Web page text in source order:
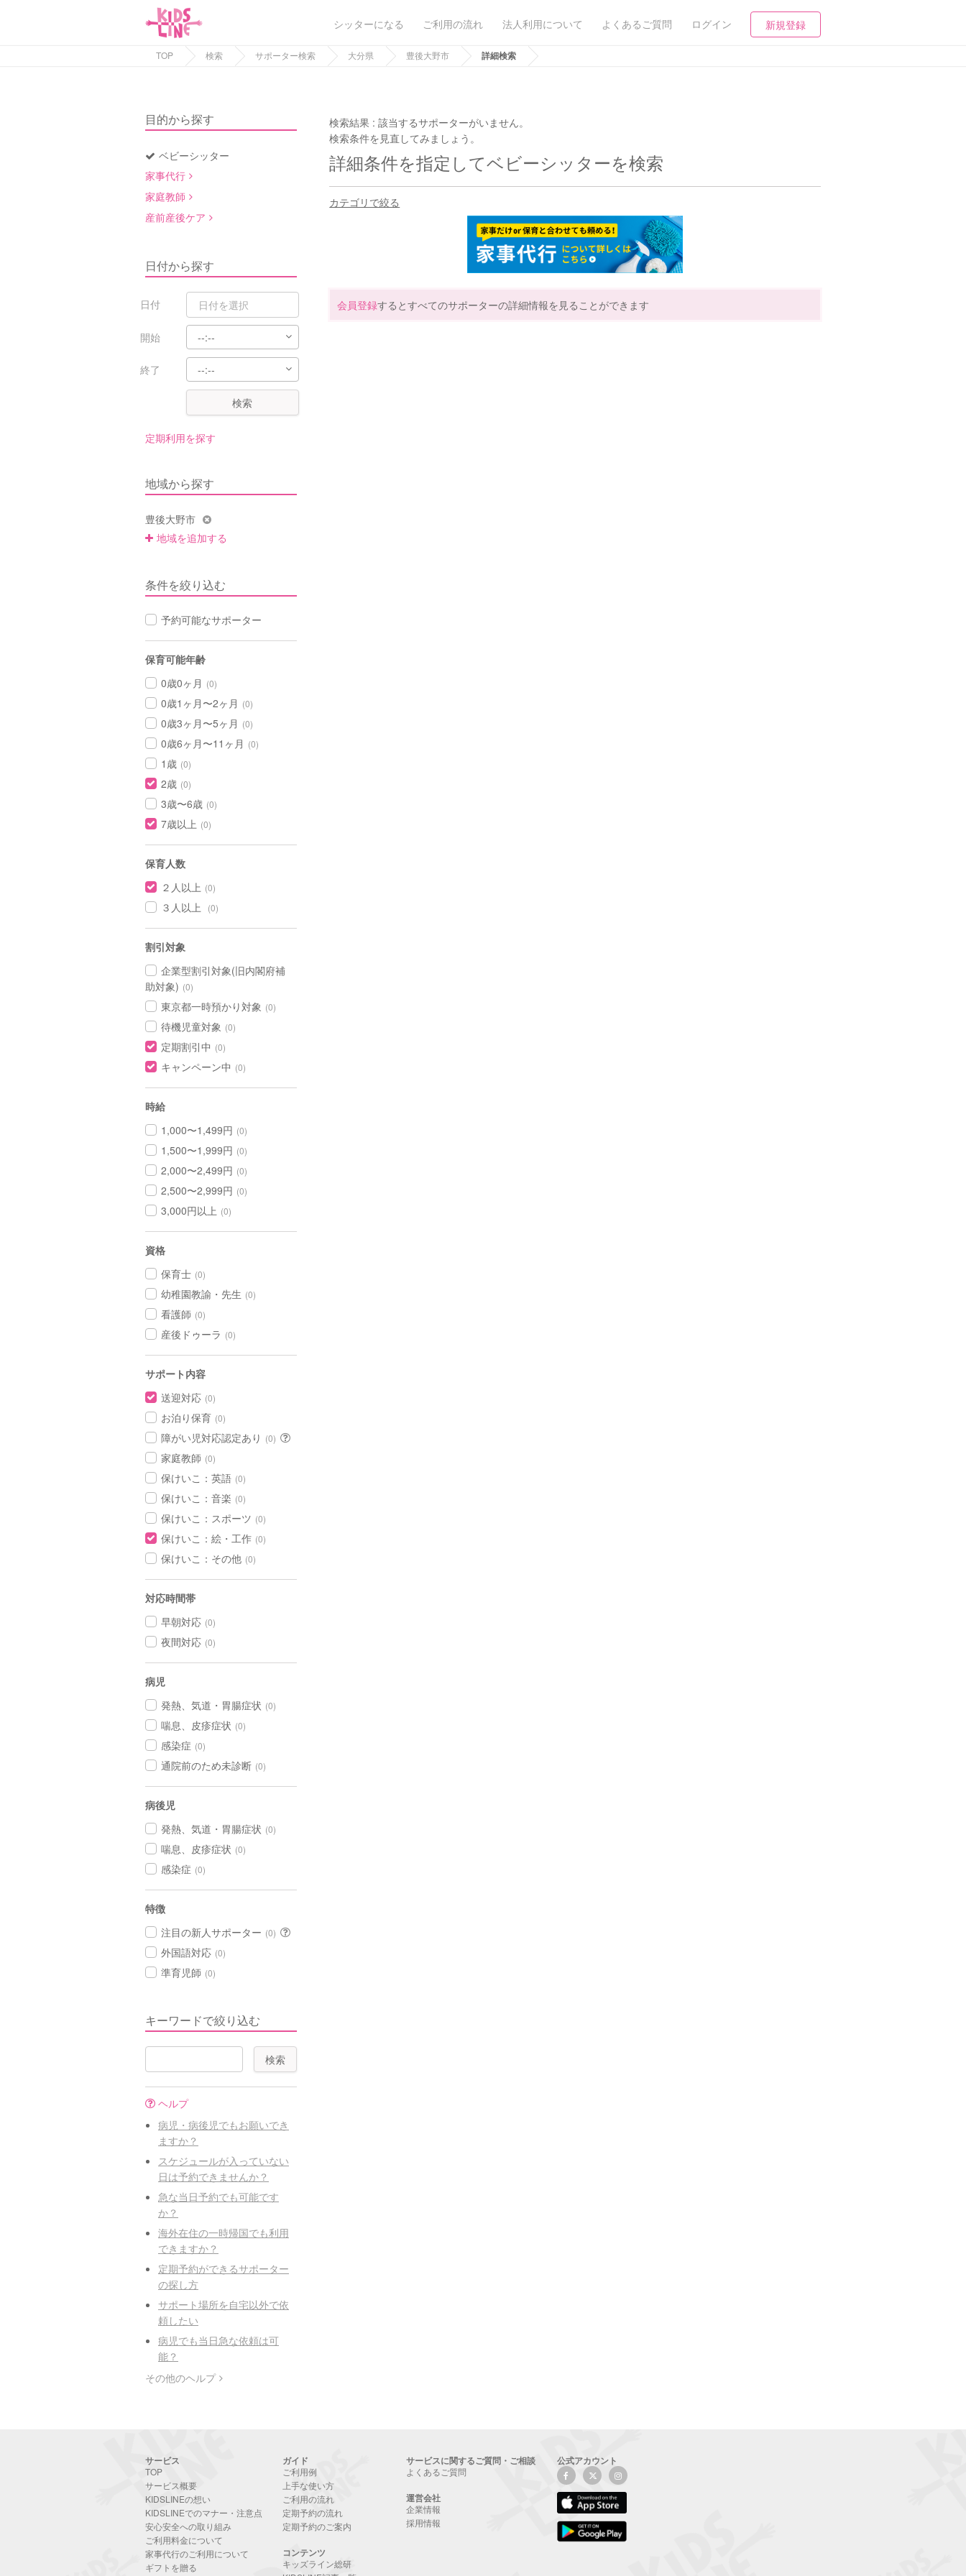
シッターになる ご利用の流れ 法人利用について よくあるご質問 ログイン 新規登録
TOP 検索 サポーター検索 大分県 豊後大野市 詳細検索
目的から探す
ベビーシッター
家事代行
家庭教師
産前産後ケア
日付から探す
日付
開始
終了
検索
定期利用を探す
地域から探す
豊後大野市
地域を追加する
条件を絞り込む
予約可能なサポーター
保育可能年齢
0歳0ヶ月 (0)
0歳1ヶ月〜2ヶ月 (0)
0歳3ヶ月〜5ヶ月 (0)
0歳6ヶ月〜11ヶ月 (0)
1歳 (0)
2歳 (0)
3歳〜6歳 (0)
7歳以上 (0)
保育人数
２人以上 (0)
３人以上 (0)
割引対象
企業型割引対象(旧内閣府補
助対象) (0)
東京都一時預かり対象 (0)
待機児童対象 (0)
定期割引中 (0)
キャンペーン中 (0)
時給
1,000〜1,499円 (0)
1,500〜1,999円 (0)
2,000〜2,499円 (0)
2,500〜2,999円 (0)
3,000円以上 (0)
資格
保育士 (0)
幼稚園教諭・先生 (0)
看護師 (0)
産後ドゥーラ (0)
サポート内容
送迎対応 (0)
お泊り保育 (0)
障がい児対応認定あり (0)
家庭教師 (0)
保けいこ：英語 (0)
保けいこ：音楽 (0)
保けいこ：スポーツ (0)
保けいこ：絵・工作 (0)
保けいこ：その他 (0)
対応時間帯
早朝対応 (0)
夜間対応 (0)
病児
発熱、気道・胃腸症状 (0)
喘息、皮疹症状 (0)
感染症 (0)
通院前のため未診断 (0)
病後児
発熱、気道・胃腸症状 (0)
喘息、皮疹症状 (0)
感染症 (0)
特徴
注目の新人サポーター (0)
外国語対応 (0)
準育児師 (0)
キーワードで絞り込む
ヘルプ
病児・病後児でもお願いでき
ますか？
スケジュールが入っていない
日は予約できませんか？
急な当日予約でも可能です
か？
海外在住の一時帰国でも利用
できますか？
定期予約ができるサポーター
の探し方
サポート場所を自宅以外で依
頼したい
病児でも当日急な依頼は可
能？
その他のヘルプ
検索結果 :該当するサポーターがいません。
検索条件を見直してみましょう。
詳細条件を指定してベビーシッターを検索
カテゴリで絞る
会員登録するとすべてのサポーターの詳細情報を見ることができます
サービス
TOP
サービス概要
KIDSLINEの想い
KIDSLINEでのマナー・注意点
安心安全への取り組み
ご利用料金について
家事代行のご利用について
ギフトを贈る
ガイド
ご利用例
上手な使い方
ご利用の流れ
定期予約の流れ
定期予約のご案内
コンテンツ
キッズライン総研
サービスに関するご質問・ご相談
よくあるご質問
運営会社
企業情報
採用情報
公式アカウント